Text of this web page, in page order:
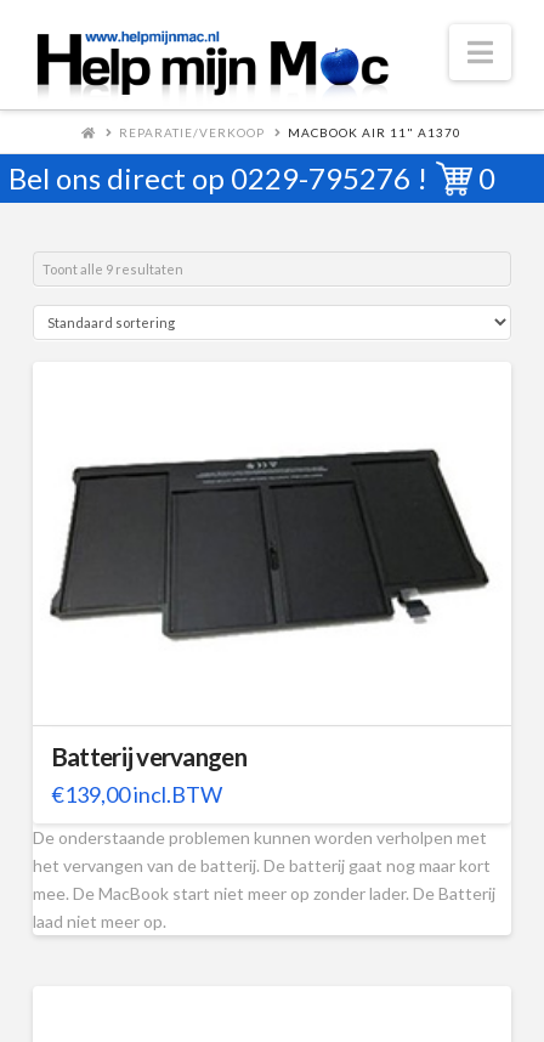
REPARATIE/VERKOOP MACBOOK AIR 11" A1370
Bel ons direct op 0229-795276 ! 0
Toont alle 9 resultaten
Batterij vervangen
€139,00incl.BTW
De onderstaande problemen kunnen worden verholpen met
het vervangen van de batterij. De batterij gaat nog maar kort
mee. De MacBook start niet meer op zonder lader. De Batterij
laad niet meer op.